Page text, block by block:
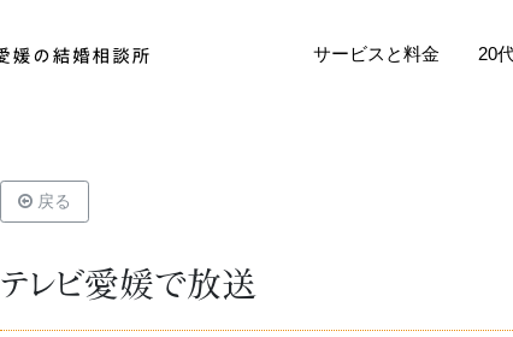
サービスと料金 20
戻る
テレビ愛媛で放送